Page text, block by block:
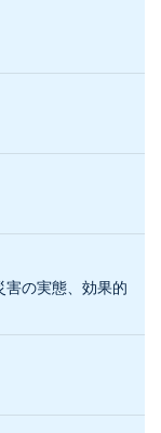
害の実態、効果的